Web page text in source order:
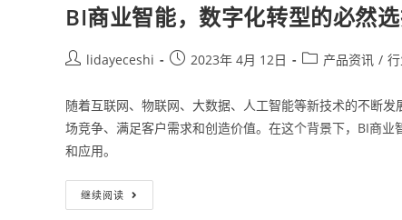
BI商业智能，数字化转型的必然
lidayeceshi 2023年 4月 12日 产品资讯 /
随着互联网、物联网、大数据、人工智能等新技术的不断
场竞争、满足客户需求和创造价值。在这个背景下，BI商
和应用。
继续阅读